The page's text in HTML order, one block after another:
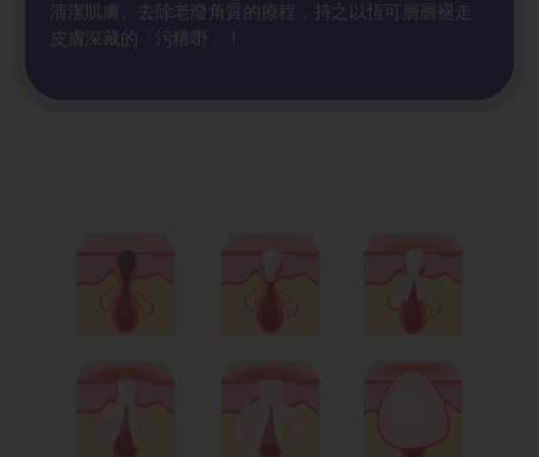
清潔肌膚、去除老廢角質的療程，持之以恆可層層褪走
皮膚深藏的「污糟嘢」！